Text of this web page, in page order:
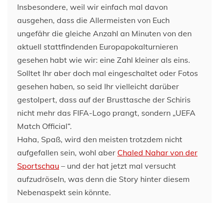
Insbesondere, weil wir einfach mal davon
ausgehen, dass die Allermeisten von Euch
ungefähr die gleiche Anzahl an Minuten von den
aktuell stattfindenden Europapokalturnieren
gesehen habt wie wir: eine Zahl kleiner als eins.
Solltet Ihr aber doch mal eingeschaltet oder Fotos
gesehen haben, so seid Ihr vielleicht darüber
gestolpert, dass auf der Brusttasche der Schiris
nicht mehr das FIFA-Logo prangt, sondern „UEFA
Match Official“.
Haha, Spaß, wird den meisten trotzdem nicht
aufgefallen sein, wohl aber Chaled Nahar von der
Sportschau – und der hat jetzt mal versucht
aufzudröseln, was denn die Story hinter diesem
Nebenaspekt sein könnte.